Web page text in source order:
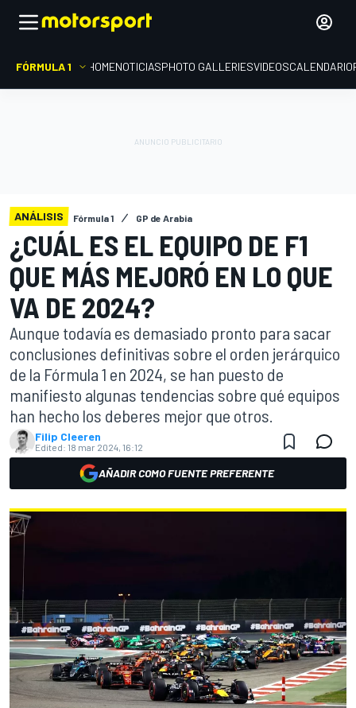
FÓRMULA 1 HOMENOTICIASPHOTO GALLERIESVIDEOSCALENDARIO
ANÁLISIS Fórmula 1 GP de Arabia
¿CUÁL ES EL EQUIPO DE F1
QUE MÁS MEJORÓ EN LO QUE
VA DE 2024?
Aunque todavía es demasiado pronto para sacar
conclusiones definitivas sobre el orden jerárquico
de la Fórmula 1 en 2024, se han puesto de
manifiesto algunas tendencias sobre qué equipos
han hecho los deberes mejor que otros.
Filip Cleeren
Edited: 18 mar 2024, 16:12
AÑADIR COMO FUENTE PREFERENTE